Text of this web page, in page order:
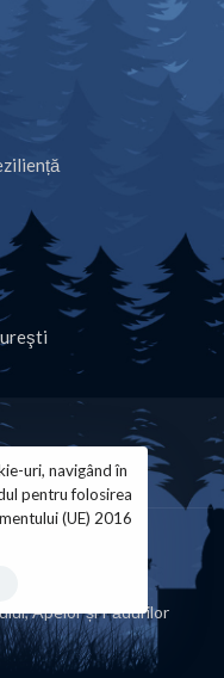
Apelor și Pădurilor
uri, navigând în
pentru folosirea
(UE) 2016